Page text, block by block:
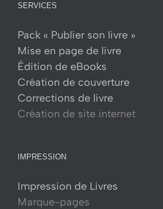
SERVICES
Pack « Publier son livre »
Mise en page de livre
Édition de eBooks
Création de couverture
Corrections de livre
Création de site internet
IMPRESSION
Impression de Livres
Marque-pages